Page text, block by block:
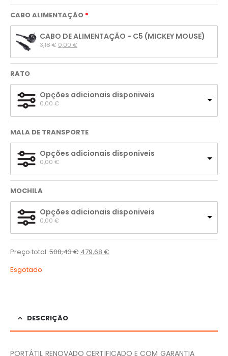
CABO ALIMENTAÇÃO
CABO DE ALIMENTAÇÃO - C5 (MICKEY MOUSE)
3,18 € 0,00 €
RATO
Opções adicionais disponiveis
0,00 €
MALA DE TRANSPORTE
Opções adicionais disponiveis
0,00 €
MOCHILA
Opções adicionais disponiveis
0,00 €
Preço total: 508,43€ 479,68 €
Esgotado
DESCRIÇÃO
PORTÁTIL RENOVADO CERTIFICADO E COM GARANTIA